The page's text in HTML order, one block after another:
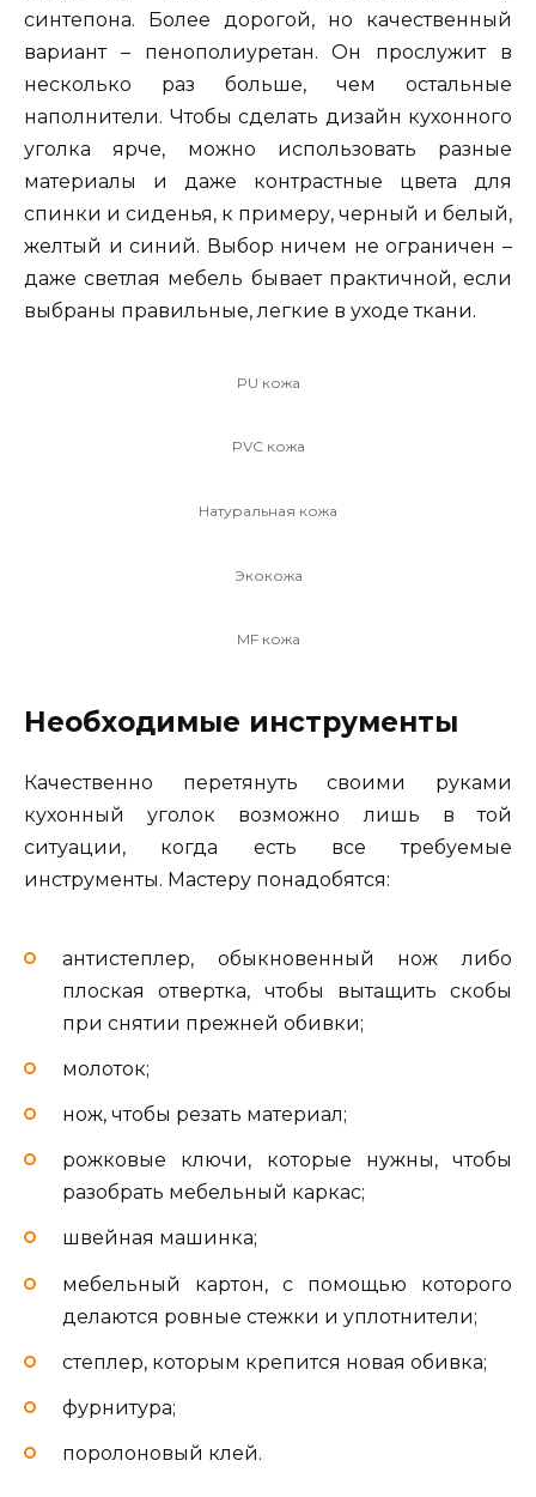
синтепона. Более дорогой, но качественный
вариант – пенополиуретан. Он прослужит в
несколько раз больше, чем остальные
наполнители. Чтобы сделать дизайн кухонного
уголка ярче, можно использовать разные
материалы и даже контрастные цвета для
спинки и сиденья, к примеру, черный и белый,
желтый и синий. Выбор ничем не ограничен –
даже светлая мебель бывает практичной, если
выбраны правильные, легкие в уходе ткани.
PU кожа
PVC кожа
Натуральная кожа
Экокожа
MF кожа
Необходимые инструменты
Качественно перетянуть своими руками
кухонный уголок возможно лишь в той
ситуации, когда есть все требуемые
инструменты. Мастеру понадобятся:
антистеплер, обыкновенный нож либо
плоская отвертка, чтобы вытащить скобы
при снятии прежней обивки;
молоток;
нож, чтобы резать материал;
рожковые ключи, которые нужны, чтобы
разобрать мебельный каркас;
швейная машинка;
мебельный картон, с помощью которого
делаются ровные стежки и уплотнители;
степлер, которым крепится новая обивка;
фурнитура;
поролоновый клей.